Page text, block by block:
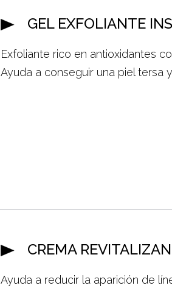
GEL EXFOLIANTE
Exfoliante rico en antioxidantes
Ayuda a conseguir una piel tersa
CREMA
Ayuda a reducir la aparición de